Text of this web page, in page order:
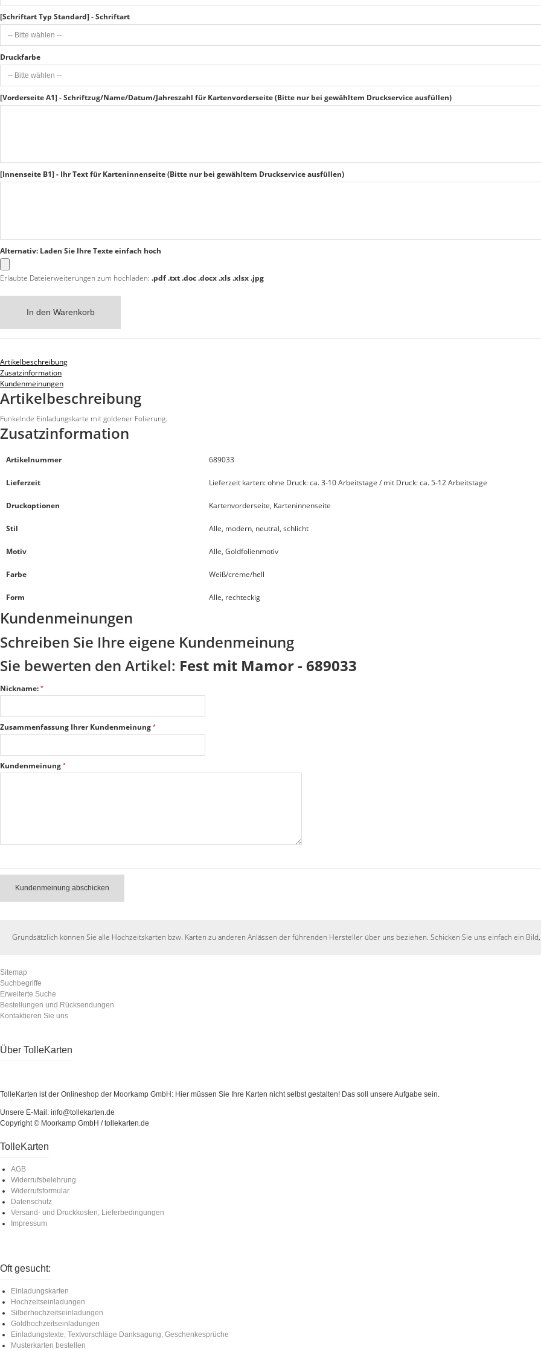
[Schriftart Typ Standard] - Schriftart
Druckfarbe
[Vorderseite A1] - Schriftzug/Name/Datum/Jahreszahl für Kartenvorderseite (Bitte nur bei gewähltem Druckservice ausfüllen)
[Innenseite B1] - Ihr Text für Karteninnenseite (Bitte nur bei gewähltem Druckservice ausfüllen)
Alternativ: Laden Sie Ihre Texte einfach hoch
Erlaubte Dateierweiterungen zum hochladen: .pdf .txt .doc .docx .xls .xlsx .jpg
In den Warenkorb
Artikelbeschreibung
Zusatzinformation
Kundenmeinungen
Artikelbeschreibung
Funkelnde Einladungskarte mit goldener Folierung.
Zusatzinformation
Artikelnummer 689033
Lieferzeit Lieferzeit karten: ohne Druck: ca. 3-10 Arbeitstage / mit Druck: ca. 5-12 Arbeitstage
Druckoptionen Kartenvorderseite, Karteninnenseite
Stil Alle, modern, neutral, schlicht
Motiv Alle, Goldfolienmotiv
Farbe Weiß/creme/hell
Form Alle, rechteckig
Kundenmeinungen
Schreiben Sie Ihre eigene Kundenmeinung
Sie bewerten den Artikel: Fest mit Mamor - 689033
Nickname:
Zusammenfassung Ihrer Kundenmeinung
Kundenmeinung
Kundenmeinung abschicken
Grundsätzlich können Sie alle Hochzeitskarten bzw. Karten zu anderen Anlässen der führenden Hersteller über uns beziehen. Schicken Sie uns einfach ein
Sitemap
Suchbegriffe
Erweiterte Suche
Bestellungen und Rücksendungen
Kontaktieren Sie uns
Über TolleKarten
TolleKarten ist der Onlineshop der Moorkamp GmbH: Hier müssen Sie Ihre Karten nicht selbst gestalten! Das soll unsere Aufgabe sein.
Unsere E-Mail: info@tollekarten.de
Copyright © Moorkamp GmbH / tollekarten.de
TolleKarten
AGB
Widerrufsbelehrung
Widerrufsformular
Datenschutz
Versand- und Druckkosten, Lieferbedingungen
Impressum
Oft gesucht:
Einladungskarten
Hochzeitseinladungen
Silberhochzeitseinladungen
Goldhochzeitseinladungen
Einladungstexte, Textvorschläge Danksagung, Geschenkesprüche
Musterkarten bestellen